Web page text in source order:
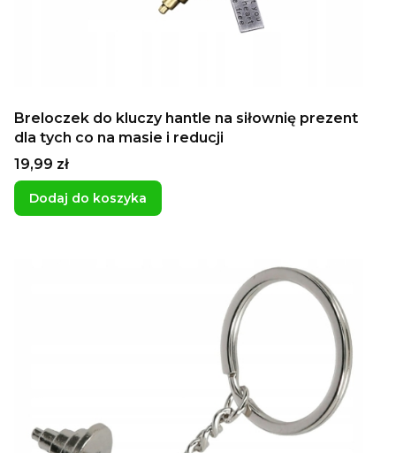
Breloczek do kluczy hantle na siłownię prezent
dla tych co na masie i reducji
Cena
19,99 zł
Dodaj do koszyka